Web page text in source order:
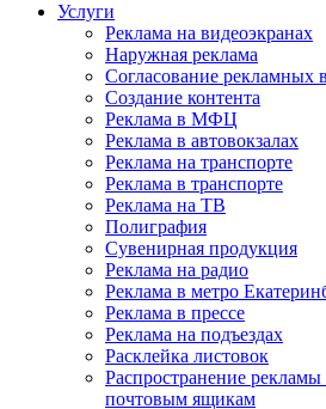
Услуги
Реклама на видеоэкранах
Наружная реклама
Согласование рекламных
Создание контента
Реклама в МФЦ
Реклама в автовокзалах
Реклама на транспорте
Реклама в транспорте
Реклама на ТВ
Полиграфия
Сувенирная продукция
Реклама на радио
Реклама в метро
Реклама в прессе
Реклама на подъездах
Расклейка листовок
Распространение
почтовым ящикам